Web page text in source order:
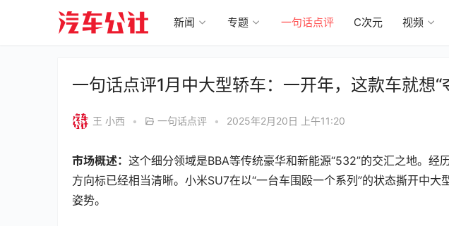
新闻 专题 一句话点评 C次元 视频
一句话点评1月中大型轿车：一开年，这款车就想“
王 小西 • 一句话点评 • 2025年2月20日 上午11:20
市场概述： 这个细分领域是BBA等传统豪华和新能源“532”的交汇之地。
方向标已经相当清晰。小米SU7在以“一台车围殴一个系列”的状态撕开中大
姿势。